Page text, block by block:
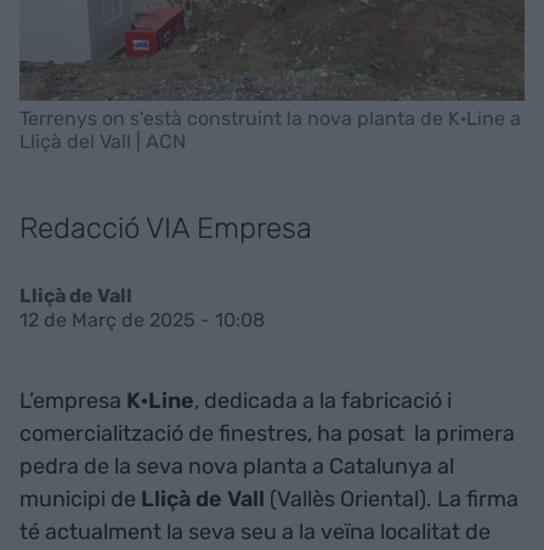
Terrenys on s'està construint la nova planta de K·Line a
Lliçà del Vall | ACN
Redacció VIA Empresa
Lliçà de Vall
12 de Març de 2025 - 10:08
L’empresa K·Line, dedicada a la fabricació i
comercialització de finestres, ha posat la primera
pedra de la seva nova planta a Catalunya al
municipi de Lliçà de Vall (Vallès Oriental). La firma
té actualment la seva seu a la veïna localitat de